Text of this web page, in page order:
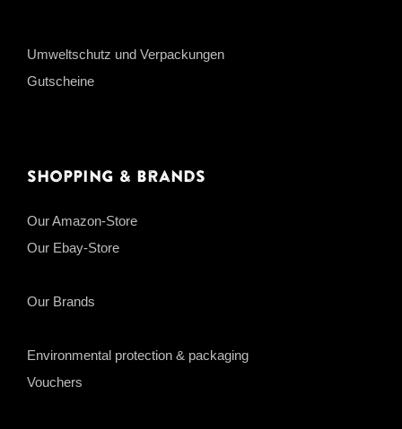
Umweltschutz und Verpackungen
Gutscheine
Shopping & Brands
Our Amazon-Store
Our Ebay-Store
Our Brands
Environmental protection & packaging
Vouchers